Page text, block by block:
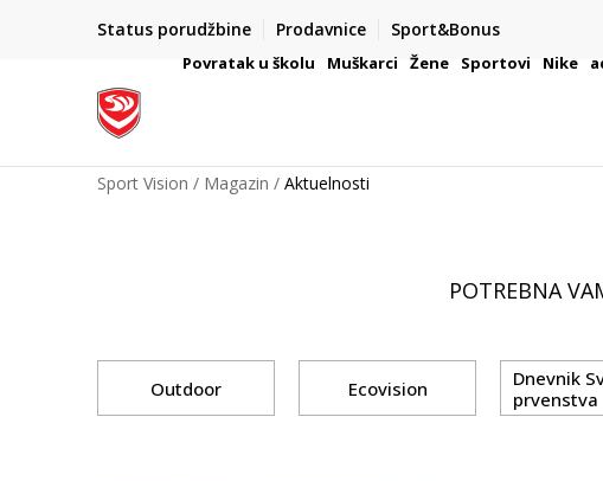
Status porudžbine Prodavnice Sport&Bonus
VAŽNO OBAVEŠTENJE ZA POTROŠAČE
Povratak u školu Muškarci Žene Sportovi Nike
Sport Vision Magazin Aktuelnosti
POTREBNA
Outdoor Ecovision
Dnevnik
prvenstva